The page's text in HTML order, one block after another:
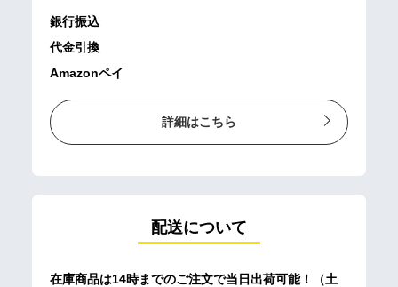
銀行振込
代金引換
Amazonペイ
詳細はこちら
配送について
在庫商品は14時までのご注文で当日出荷可能！（土